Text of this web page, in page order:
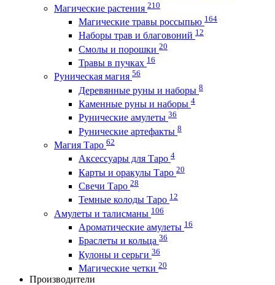
Магические растения 210
Магические травы россыпью 164
Наборы трав и благовоний 12
Смолы и порошки 20
Травы в пучках 16
Руническая магия 56
Деревянные руны и наборы 8
Каменные руны и наборы 4
Рунические амулеты 36
Рунические артефакты 8
Магия Таро 62
Аксессуары для Таро 4
Карты и оракулы Таро 20
Свечи Таро 28
Темные колоды Таро 12
Амулеты и талисманы 106
Ароматические амулеты 16
Браслеты и кольца 36
Кулоны и серьги 36
Магические четки 20
Производители